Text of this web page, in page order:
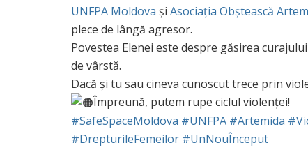
UNFPA Moldova și Asociația Obștească
plece de lângă agresor.
Povestea Elenei este despre găsirea
de vârstă.
Dacă și tu sau cineva cunoscut trece prin
Împreună, putem rupe ciclul violenței!
#SafeSpaceMoldova #UNFPA #Artemida
#DrepturileFemeilor #UnNouÎnceput